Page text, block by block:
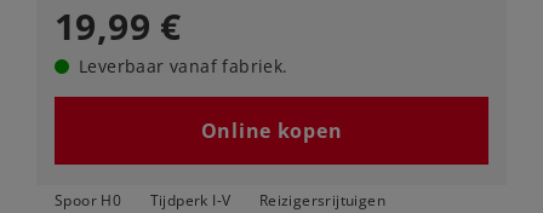
19,99 €
Leverbaar vanaf fabriek.
Online kopen
Spoor H0 Tijdperk I-V Reizigersrijtuigen